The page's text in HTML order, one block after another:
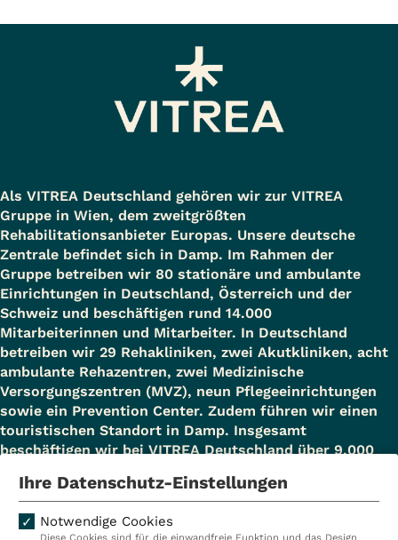
Als VITREA Deutschland gehören wir zur VITREA
Gruppe in Wien, dem zweitgrößten
Rehabilitationsanbieter Europas. Unsere deutsche
Zentrale befindet sich in Damp. Im Rahmen der
Gruppe betreiben wir 80 stationäre und ambulante
Einrichtungen in Deutschland, Österreich und der
Schweiz und beschäftigen rund 14.000
Mitarbeiterinnen und Mitarbeiter. In Deutschland
betreiben wir 29 Rehakliniken, zwei Akutkliniken, acht
ambulante Rehazentren, zwei Medizinische
Versorgungszentren (MVZ), neun Pflegeeinrichtungen
sowie ein Prevention Center. Zudem führen wir einen
touristischen Standort in Damp. Insgesamt
beschäftigen wir bei VITREA Deutschland über 9.000
Ihre Datenschutz-Einstellungen
Notwendige Cookies